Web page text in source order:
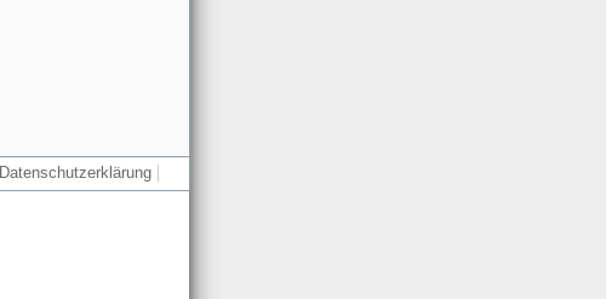
Datenschutzerklärung